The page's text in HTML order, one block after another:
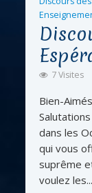
7 Visites
Bien-
dans les
qui vous
suprême
voulez les...